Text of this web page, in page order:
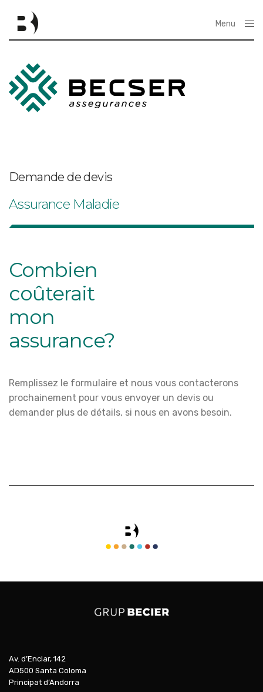
Menu
Demande de devis
Assurance Maladie
Combien
coûterait
mon
assurance?
Remplissez le formulaire et nous vous contacterons
prochainement pour vous envoyer un devis ou
demander plus de détails, si nous en avons besoin.
Av. d’Enclar, 142
AD500 Santa Coloma
Principat d’Andorra